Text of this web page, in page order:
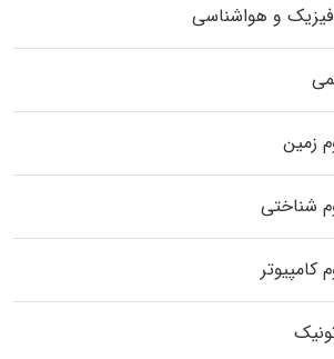
و هواشناسی
زمین
شناختی
کامپیوتر